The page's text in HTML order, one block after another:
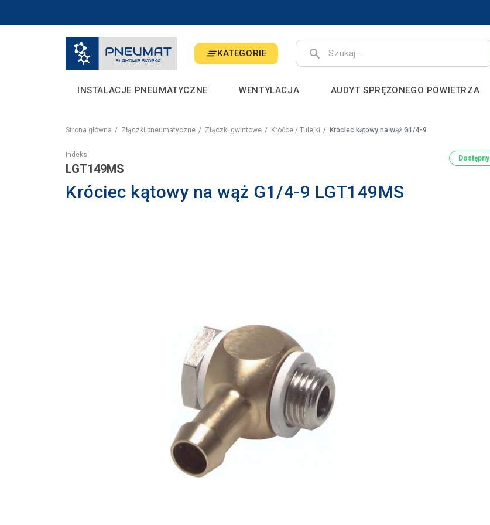
search
INSTALACJE PNEUMATYCZNE WENTYLACJA AUDYT SPRĘŻONEGO POWIETRZA
KATEGORIE
Strona główna Złączki pneumatyczne Złączki gwintowe Króćce / Tulejki Króciec kątowy na wąż G1/4-9
Indeks
LGT149MS
Dostępny
Króciec kątowy na wąż G1/4-9 LGT149MS